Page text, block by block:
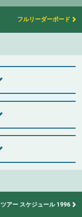
フルリーダーボード
ツアー スケジュール 1996